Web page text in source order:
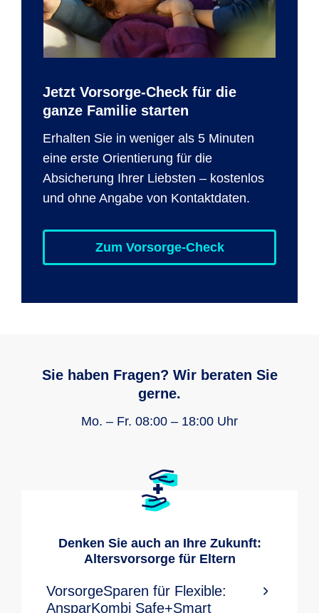
Jetzt Vorsorge-Check für die
ganze Familie starten
Erhalten Sie in weniger als 5 Minuten
eine erste Orientierung für die
Absicherung Ihrer Liebsten – kostenlos
und ohne Angabe von Kontaktdaten.
Zum Vorsorge-Check
Sie haben Fragen? Wir beraten Sie
gerne.
Mo. – Fr. 08:00 – 18:00 Uhr
Denken Sie auch an Ihre Zukunft:
Altersvorsorge für Eltern
VorsorgeSparen für Flexible:
AnsparKombi Safe+Smart